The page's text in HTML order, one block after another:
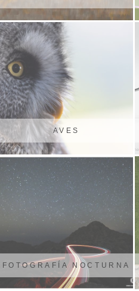
AVES
FOTOGRAFÍA NOCTURNA